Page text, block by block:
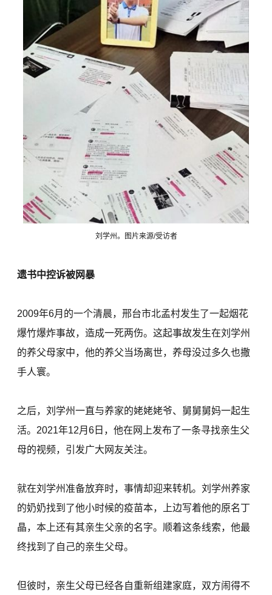
刘学州。图片来源/受访者
遗书中控诉被网暴
2009年6月的一个清晨，邢台市北孟村发生了一起烟花
爆竹爆炸事故，造成一死两伤。这起事故发生在刘学州
的养父母家中，他的养父当场离世，养母没过多久也撒
手人寰。
之后，刘学州一直与养家的姥姥姥爷、舅舅舅妈一起生
活。2021年12月6日，他在网上发布了一条寻找亲生父
母的视频，引发广大网友关注。
就在刘学州准备放弃时，事情却迎来转机。刘学州养家
的奶奶找到了他小时候的疫苗本，上边写着他的原名丁
晶，本上还有其亲生父亲的名字。顺着这条线索，他最
终找到了自己的亲生父母。
但彼时，亲生父母已经各自重新组建家庭，双方闹得不